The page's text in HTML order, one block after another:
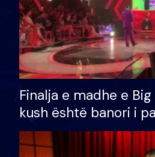
Finalja e madhe e
kush është banori i
shtëpinë dhe humb
të fituar çmimin e